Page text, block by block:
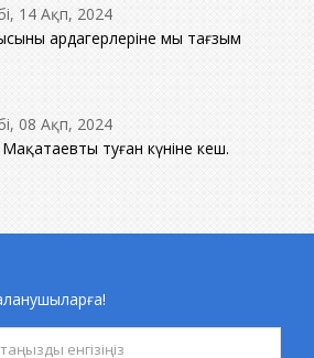
14 Ақп, 2024
ардагерлеріне мың тағзым
08 Ақп, 2024
Мұқағали Мақатаевтың туған күніне кеш.